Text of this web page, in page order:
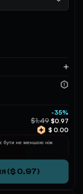
Застосувати
-35%
$1.49 $0.97
$ 0.00
бути не меншою ніж
($ 0.97)